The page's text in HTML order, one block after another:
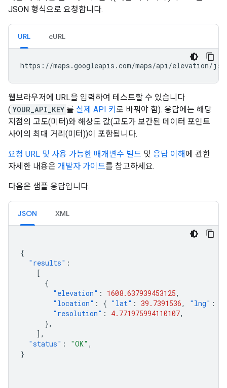
JSON 형식으로 요청합니다.
URL cURL
https://maps.googleapis.com/maps/api/elevation/
웹브라우저에 URL을 입력하여 테스트할 수 있습니다
( YOUR_API_KEY 를 실제 API 키 로 바꿔야 함). 응답에는 해당
지점의 고도(미터)와 해상도 값(고도가 보간된 데이터 포인트
사이의 최대 거리(미터))이 포함됩니다.
요청 URL 및 사용 가능한 매개변수 빌드 및 응답 이해 에 관한
자세한 내용은 개발자 가이드를 참고하세요.
다음은 샘플 응답입니다.
JSON XML
{
"results" :
[
{
"elevation" : 1608.637939453125,
"location" : { "lat" : 39.7391536, "lng" :
"resolution" : 4.771975994110107,
},
],
"status" : "OK" ,
}